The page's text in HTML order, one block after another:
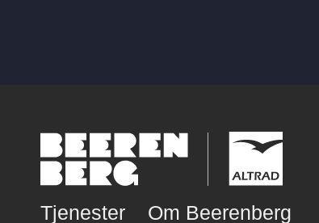
utfordrende og belastende
arbeidsoppgaver for
Tjenester
Om Beerenberg